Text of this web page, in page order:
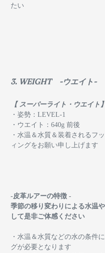
たい
3. WEIGHT -ウエイト-
【 スーパーライト・ウエイト】
・姿勢：LEVEL-1
・ウエイト：640g 前後
・水温＆水質＆装着されるフ
ィングをお願い申し上げます
-皮革ルアーの特徴 -
季節の移り変わりによる水温
して是非ご体感ください
・水温＆水質などの水の条件
グが必要となります